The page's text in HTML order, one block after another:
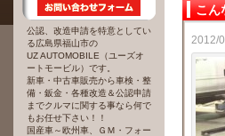
こん
2012/
公認、改造申請を特意としてい
る広島県福山市の
UZ AUTOMOBILE（ユーズオ
ートモービル）です。
新車・中古車販売から車検・整
備・鈑金・各種改造＆公認申請
までクルマに関する事なら何で
もお任せ下さい！！
国産車～欧州車、ＧＭ・フォー